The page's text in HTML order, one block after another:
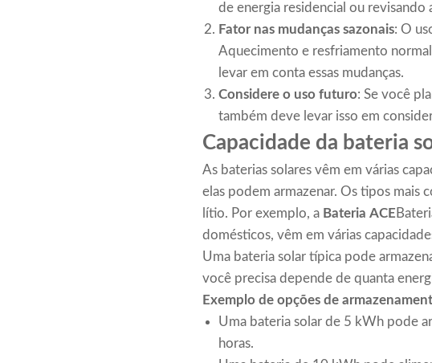
de energia residencial ou revisando
Fator nas mudanças sazonais: O
Aquecimento e resfriamento
levar em conta essas mudanças.
Considere o uso futuro: Se você
também deve levar isso em
Capacidade da bateria
As baterias solares vêm em várias
elas podem armazenar. Os tipos mais
lítio. Por exemplo, a Bateria ACE
domésticos, vêm em várias
Uma bateria solar típica pode
você precisa depende de quanta
Exemplo de opções de
Uma bateria solar de 5 kWh pode
horas.